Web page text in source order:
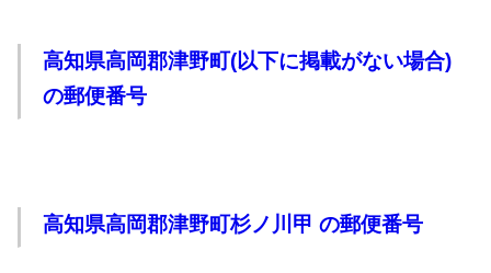
高知県高岡郡津野町(以下に掲載がない場合)
の郵便番号
高知県高岡郡津野町杉ノ川甲 の郵便番号